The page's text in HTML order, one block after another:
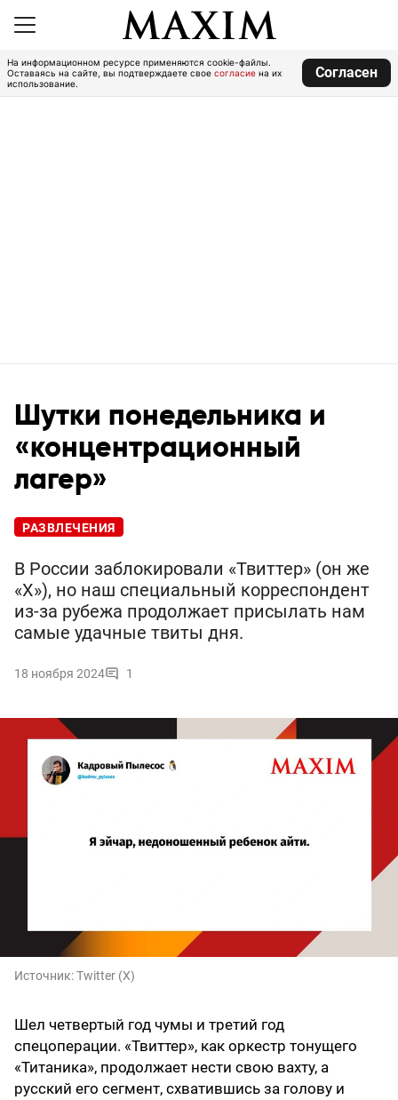
На информационном ресурсе применяются cookie-файлы.
Оставаясь на сайте, вы подтверждаете свое согласие на их
использование.
Согласен
Шутки понедельника и
«концентрационный
лагер»
РАЗВЛЕЧЕНИЯ
В России заблокировали «Твиттер» (он же
«Х»), но наш специальный корреспондент
из-за рубежа продолжает присылать нам
самые удачные твиты дня.
18 ноября 2024 1
Источник:Twitter (X)
Шел четвертый год чумы и третий год
спецоперации. «Твиттер», как оркестр тонущего
«Титаника», продолжает нести свою вахту, а
русский его сегмент, схватившись за голову и